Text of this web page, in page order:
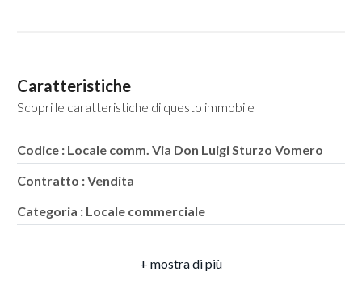
Caratteristiche
Scopri le caratteristiche di questo immobile
Codice : Locale comm. Via Don Luigi Sturzo Vomero
Contratto : Vendita
Categoria : Locale commerciale
Locali
minimi
Qualsiasi
1